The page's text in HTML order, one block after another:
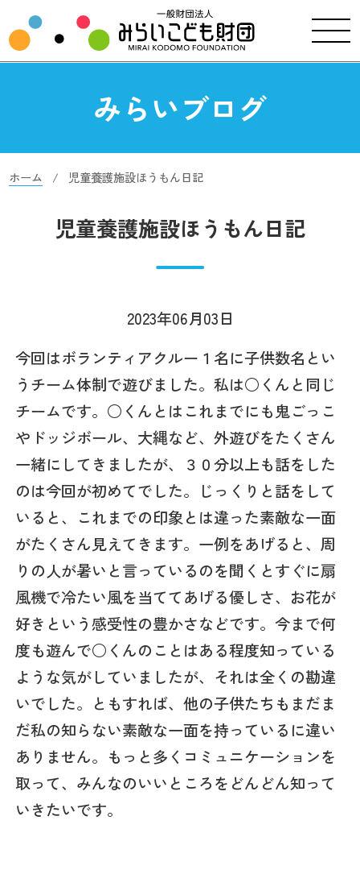
みらいブログ
ホーム 児童養護施設ほうもん日記
児童養護施設ほうもん日記
2023年06月03日
今回はボランティアクルー１名に子供数名とい
うチーム体制で遊びました。私は○くんと同じ
チームです。○くんとはこれまでにも鬼ごっこ
やドッジボール、大縄など、外遊びをたくさん
一緒にしてきましたが、３０分以上も話をした
のは今回が初めてでした。じっくりと話をして
いると、これまでの印象とは違った素敵な一面
がたくさん見えてきます。一例をあげると、周
りの人が暑いと言っているのを聞くとすぐに扇
風機で冷たい風を当ててあげる優しさ、お花が
好きという感受性の豊かさなどです。今まで何
度も遊んで○くんのことはある程度知っている
ような気がしていましたが、それは全くの勘違
いでした。ともすれば、他の子供たちもまだま
だ私の知らない素敵な一面を持っているに違い
ありません。もっと多くコミュニケーションを
取って、みんなのいいところをどんどん知って
いきたいです。